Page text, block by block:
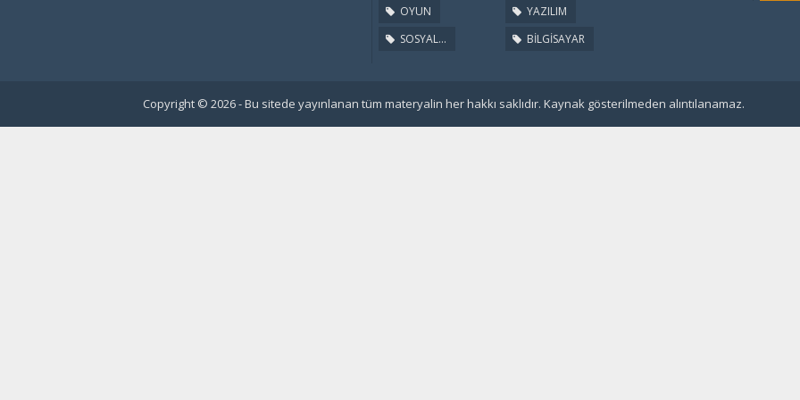
OYUN
SOSYAL...
YAZILIM
BİLGİSAYAR
Copyright © 2026 - Bu sitede yayınlanan tüm materyalin her hakkı saklıdır. Kaynak gösterilmeden alıntılanamaz.